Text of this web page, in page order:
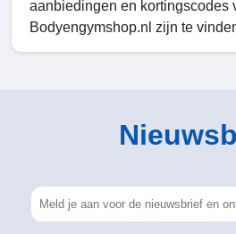
aanbiedingen en kortingscodes
Bodyengymshop.nl zijn te